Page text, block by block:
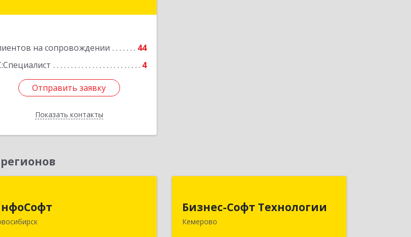
на сопровождении
44
4
Отправить заявку
Показать контакты
Отправить заявку
Назад
630091, Новосибирская обл,
г, Крылова ул, дом № 31
Бизнес-Софт Технологии
Кемерово
650992, Кемеровская область -
Кузбасс обл, Кемерово г, Советский